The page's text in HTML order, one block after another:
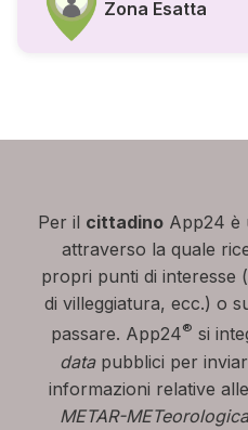
Zona Esatta
Per il cittadinoApp24 è
attraverso la quale
propri punti di interesse
di villeggiatura, ecc.) o
passare. App24® si
datapubblici per
informazioni relative
METAR-